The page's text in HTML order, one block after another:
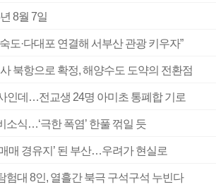
8월 7일
도·다대포 연결해 서부산 관광 키우자”
북항으로 확정, 해양수도 도약의 전환점
인데…전교생 24명 아미초 통폐합 기로
소식…‘극한 폭염’ 한풀 꺾일 듯
매 경유지’ 된 부산…우려가 현실로
험대 8인, 열흘간 북극 구석구석 누빈다